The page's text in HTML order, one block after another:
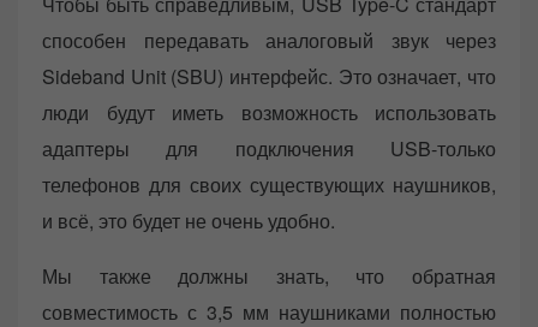
способен передавать аналоговый звук через
Sideband Unit (SBU) интерфейс. Это означает, что
люди будут иметь возможность использовать
адаптеры для подключения USB-только
телефонов для своих существующих наушников,
и всё, это будет не очень удобно.
Мы также должны знать, что обратная
совместимость с 3,5 мм наушниками полностью